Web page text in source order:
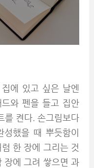
에 있고 싶은 날엔
와 펜을 들고 집안
를 켠다. 손그림보다
했을 때 뿌듯함이
한 장에 그리는 것
장에 그려 쌓으면 과